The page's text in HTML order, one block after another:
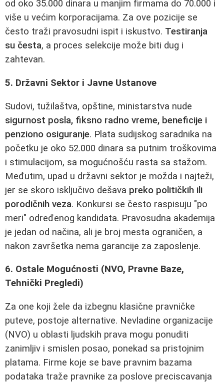
od oko 35.000 dinara u manjim firmama do 70.000 i
više u većim korporacijama. Za ove pozicije se
često traži pravosudni ispit i iskustvo. Testiranja
su česta, a proces selekcije može biti dug i
zahtevan.
5. Državni Sektor i Javne Ustanove
Sudovi, tužilaštva, opštine, ministarstva nude
sigurnost posla, fiksno radno vreme, beneficije i
penziono osiguranje. Plata sudijskog saradnika na
početku je oko 52.000 dinara sa putnim troškovima
i stimulacijom, sa mogućnošću rasta sa stažom.
Međutim, upad u državni sektor je možda i najteži,
jer se skoro isključivo dešava preko političkih ili
porodičnih veza. Konkursi se često raspisuju "po
meri" određenog kandidata. Pravosudna akademija
je jedan od načina, ali je broj mesta ograničen, a
nakon završetka nema garancije za zaposlenje.
6. Ostale Mogućnosti (NVO, Pravne Baze,
Tehnički Pregledi)
Za one koji žele da izbegnu klasične pravničke
puteve, postoje alternative. Nevladine organizacije
(NVO) u oblasti ljudskih prava mogu ponuditi
zanimljiv i smislen posao, ponekad sa pristojnim
platama. Firme koje se bave pravnim bazama
podataka traže pravnike za poslove preciscavanja